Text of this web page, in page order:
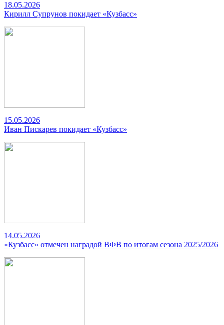
18.05.2026
Кирилл Супрунов покидает «Кузбасс»
15.05.2026
Иван Пискарев покидает «Кузбасс»
14.05.2026
«Кузбасс» отмечен наградой ВФВ по итогам сезона 2025/2026